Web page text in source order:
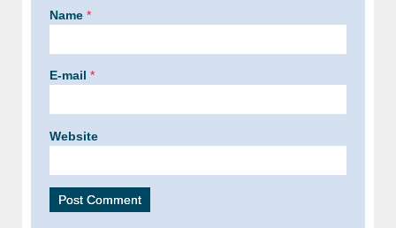
Name *
E-mail *
Website